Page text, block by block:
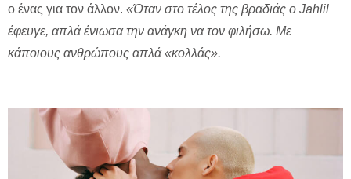
ο ένας για τον άλλον. «Όταν στο τέλος της βραδιάς ο Jahlil
έφευγε, απλά ένιωσα την ανάγκη να τον φιλήσω. Με
κάποιους ανθρώπους απλά «κολλάς».